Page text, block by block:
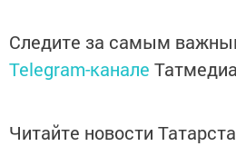
Следите за самым
Telegram-канале Татмедиа
Читайте новости